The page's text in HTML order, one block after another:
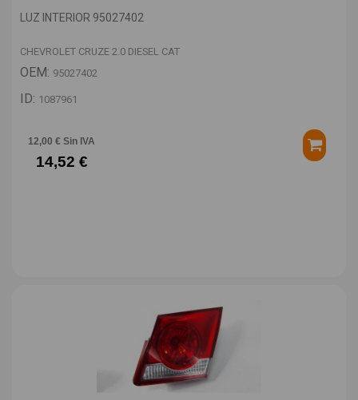
LUZ INTERIOR 95027402
CHEVROLET CRUZE 2.0 DIESEL CAT
OEM: 95027402
ID: 1087961
12,00 € Sin IVA
14,52 €